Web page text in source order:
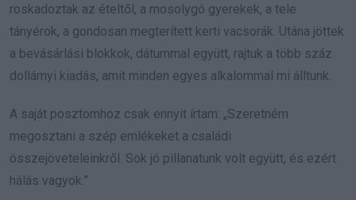
roskadoztak az ételtől, a mosolygó gyerekek, a tele
tányérok, a gondosan megterített kerti vacsorák. Utána jöttek
a bevásárlási blokkok, dátummal együtt, rajtuk a több száz
dollárnyi kiadás, amit minden egyes alkalommal mi álltunk.
A saját posztomhoz csak ennyit írtam: „Szeretném
megosztani a szép emlékeket a családi
összejöveteleinkről. Sok jó pillanatunk volt együtt, és ezért
hálás vagyok.”